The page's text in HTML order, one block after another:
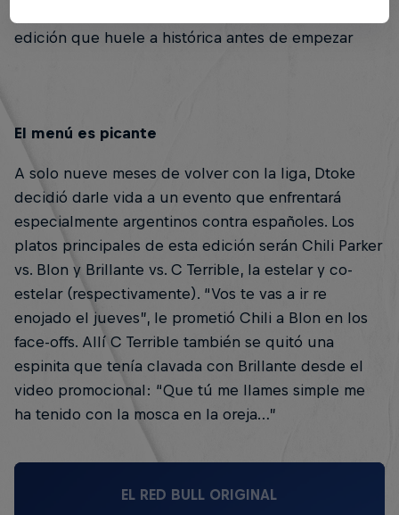
edición que huele a histórica antes de empezar
El menú es picante
A solo nueve meses de volver con la liga, Dtoke
decidió darle vida a un evento que enfrentará
especialmente argentinos contra españoles. Los
platos principales de esta edición serán Chili Parker
vs. Blon y Brillante vs. C Terrible, la estelar y co-
estelar (respectivamente). “Vos te vas a ir re
enojado el jueves”, le prometió Chili a Blon en los
face-offs. Allí C Terrible también se quitó una
espinita que tenía clavada con Brillante desde el
video promocional: “Que tú me llames simple me
ha tenido con la mosca en la oreja…”
EL RED BULL ORIGINAL